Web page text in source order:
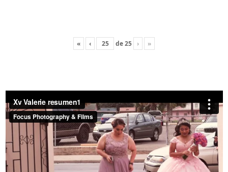
« ‹ de25 › »